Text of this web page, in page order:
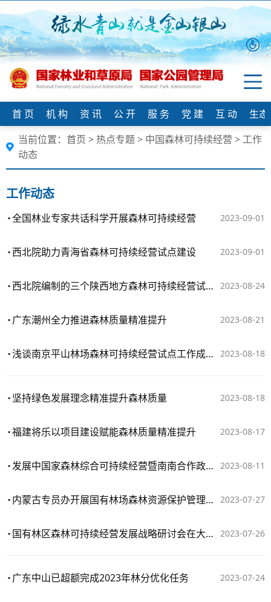
首 页 机 构 资 讯 公 开 服 务 党 建 互 动
生
当前位置： 首页 > 热点专题> 中国森林可持续经营 >工作
动态
工作动态
2023-09-01
全国林业专家共话科学开展森林可持续经营
2023-09-01
西北院助力青海省森林可持续经营试点建设
2023-08-24
西北院编制的三个陕西地方森林可持续经营试点作业设计通过专家评审
2023-08-21
广东潮州全力推进森林质量精准提升
2023-08-18
浅谈南京平山林场森林可持续经营试点工作成效、问题及对策
2023-08-18
坚持绿色发展理念精准提升森林质量
2023-08-17
福建将乐以项目建设赋能森林质量精准提升
2023-08-11
发展中国家森林综合可持续经营暨南南合作政策部级研讨班开班
2023-07-27
内蒙古专员办开展国有林场森林资源保护管理和森林可持续经营试点情况调研督导工作
2023-07-26
国有林区森林可持续经营发展战略研讨会在大兴安岭塔河林业局召开
2023-07-24
广东中山已超额完成2023年林分优化任务